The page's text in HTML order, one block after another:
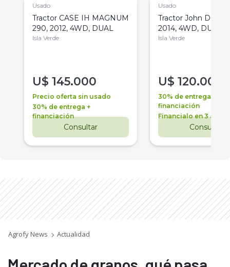
Usado
Tractor CASE IH MAGNUM
290, 2012, 4WD, DUAL
Isla Verde
U$ 145.000
Precio oferta sin usado
30% de entrega +
financiación
Consultar
Usado
Tractor John Deere
2014, 4WD, DUAL
Isla Verde
U$ 120.000
30% de entrega +
financiación
Financialo en 3 años
Consultar
Agrofy News Actualidad